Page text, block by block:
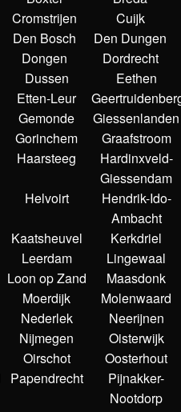
Cromstrijen
Cuijk
Den Bosch
Den Dungen
Dongen
Dordrecht
Dussen
Eethen
Etten-Leur
Gemonde
Giessenlanden
Gorinchem
Graafstroom
Haarsteeg
Hardinxveld-
Giessendam
Helvoirt
Hendrik-Ido-
Ambacht
Kaatsheuvel
Kerkdriel
Leerdam
Lingewaal
Loon op Zand
Maasdonk
Moerdijk
Molenwaard
Nederlek
Neerijnen
Nijmegen
Oisterwijk
Oirschot
Oosterhout
Papendrecht
Pijnakker-
Nootdorp